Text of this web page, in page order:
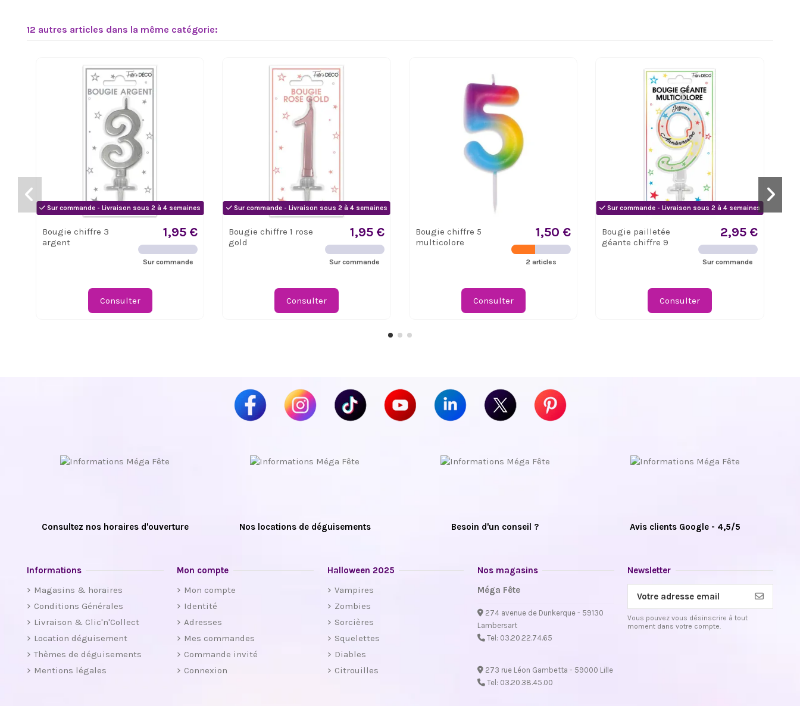
12 autres articles dans la même catégorie:
Sur commande - Livraison sous 2 à 4 semaines
Bougie chiffre 3
argent
1,95 €
Sur commande
Consulter
Sur commande - Livraison sous 2 à 4 semaines
Bougie chiffre 1 rose
gold
1,95 €
Sur commande
Consulter
Bougie chiffre 5
multicolore
1,50 €
2 articles
Consulter
Sur commande - Livraison sous 2 à 4 semaines
Bougie pailletée
géante chiffre 9
2,95 €
Sur commande
Consulter
Consultez nos horaires d'ouverture Nos locations de déguisements Besoin d'un conseil ? Avis clients Google - 4,5/5
Informations
Magasins & horaires
Conditions Générales
Livraison & Clic'n'Collect
Location déguisement
Thèmes de déguisements
Mentions légales
Mon compte
Mon compte
Identité
Adresses
Mes commandes
Commande invité
Connexion
Halloween 2025
Vampires
Zombies
Sorcières
Squelettes
Diables
Citrouilles
Nos magasins
Méga Fête
274 avenue de Dunkerque - 59130
Lambersart
Tel: 03.20.22.74.65
273 rue Léon Gambetta - 59000 Lille
Tel: 03.20.38.45.00
Newsletter
Vous pouvez vous désinscrire à tout
moment dans votre compte.